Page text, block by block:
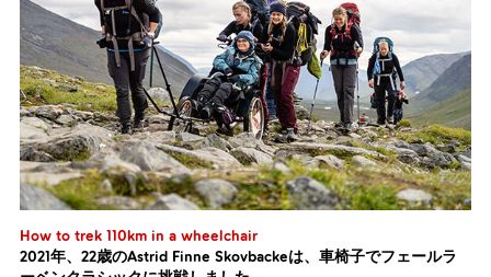
How to trek 110km in a wheelchair
2021年、22歳のAstrid Finne Skovbackeは、車椅子でフェールラ